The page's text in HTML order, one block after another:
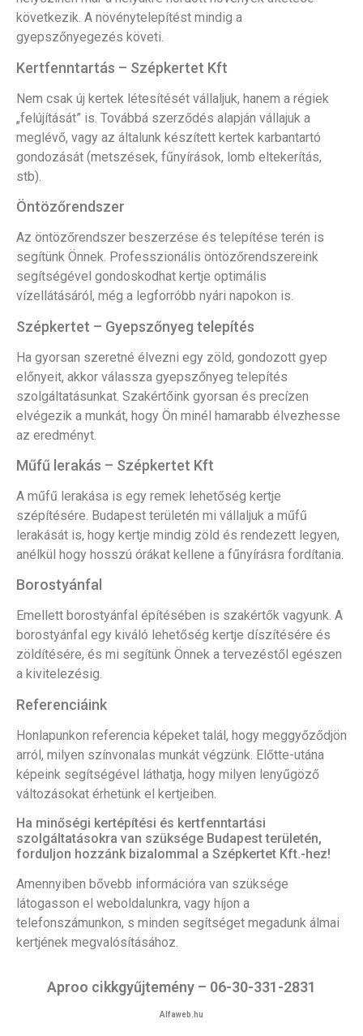
következik. A növénytelepítést mindig a
gyepszőnyegezés követi.
Kertfenntartás – Szépkertet Kft
Nem csak új kertek létesítését vállaljuk, hanem a régiek
„felújítását” is. Továbbá szerződés alapján vállajuk a
meglévő, vagy az általunk készített kertek karbantartó
gondozását (metszések, fűnyírások, lomb eltekerítás,
stb).
Öntözőrendszer
Az öntözőrendszer beszerzése és telepítése terén is
segítünk Önnek. Professzionális öntözőrendszereink
segítségével gondoskodhat kertje optimális
vízellátásáról, még a legforróbb nyári napokon is.
Szépkertet – Gyepszőnyeg telepítés
Ha gyorsan szeretné élvezni egy zöld, gondozott gyep
előnyeit, akkor válassza gyepszőnyeg telepítés
szolgáltatásunkat. Szakértőink gyorsan és precízen
elvégezik a munkát, hogy Ön minél hamarabb élvezhesse
az eredményt.
Műfű lerakás – Szépkertet Kft
A műfű lerakása is egy remek lehetőség kertje
szépítésére. Budapest területén mi vállaljuk a műfű
lerakását is, hogy kertje mindig zöld és rendezett legyen,
anélkül hogy hosszú órákat kellene a fűnyírásra fordítania.
Borostyánfal
Emellett borostyánfal építésében is szakértők vagyunk. A
borostyánfal egy kiváló lehetőség kertje díszítésére és
zöldítésére, és mi segítünk Önnek a tervezéstől egészen
a kivitelezésig.
Referenciáink
Honlapunkon referencia képeket talál, hogy meggyőződjön
arról, milyen színvonalas munkát végzünk. Előtte-utána
képeink segítségével láthatja, hogy milyen lenyűgöző
változásokat érhetünk el kertjeiben.
Ha minőségi kertépítési és kertfenntartási
szolgáltatásokra van szüksége Budapest területén,
forduljon hozzánk bizalommal a Szépkertet Kft.-hez!
Amennyiben bővebb információra van szüksége
látogasson el weboldalunkra, vagy híjon a
telefonszámunkon, s minden segítséget megadunk álmai
kertjének megvalósításához.
Aproo cikkgyűjtemény – 06-30-331-2831
Alfaweb.hu